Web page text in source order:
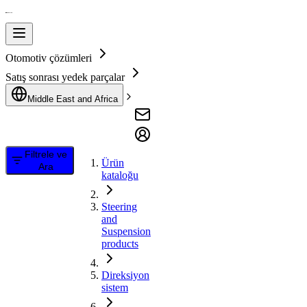
Otomotiv çözümleri
Satış sonrası yedek parçalar
Middle East and Africa
Filtrele ve
Ara
Ürün
kataloğu
Steering
and
Suspension
products
Direksiyon
sistem